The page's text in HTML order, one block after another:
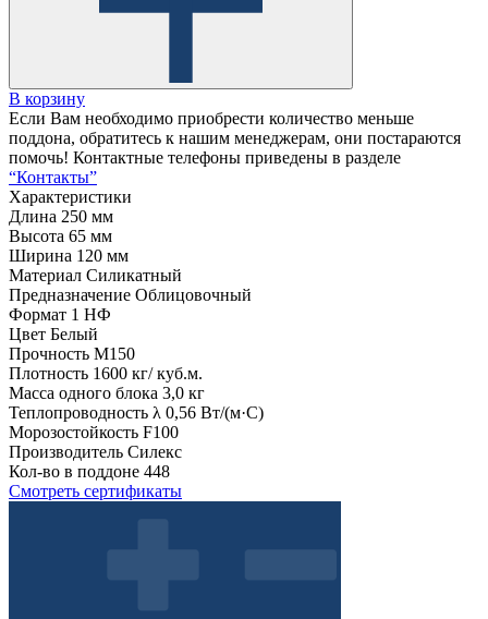
В корзину
Если Вам необходимо приобрести количество меньше
поддона, обратитесь к нашим менеджерам, они постараются
помочь! Контактные телефоны приведены в разделе
“Контакты”
Характеристики
Длина 250 мм
Высота 65 мм
Ширина 120 мм
Материал Силикатный
Предназначение Облицовочный
Формат 1 НФ
Цвет Белый
Прочность М150
Плотность 1600 кг/ куб.м.
Масса одного блока 3,0 кг
Теплопроводность λ 0,56 Вт/(м·С)
Морозостойкость F100
Производитель Силекс
Кол-во в поддоне 448
Смотреть сертификаты